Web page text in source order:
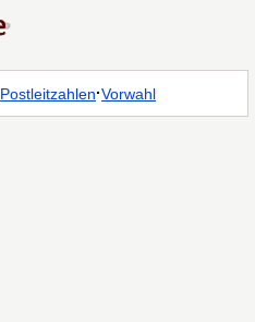
Postleitzahlen·Vorwahl